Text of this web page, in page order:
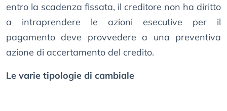
entro la scadenza fissata, il creditore non ha diritto
a intraprendere le azioni esecutive per il
pagamento deve provvedere a una preventiva
azione di accertamento del credito.
Le varie tipologie di cambiale